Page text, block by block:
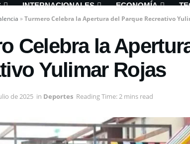
INTERNACIONALES ECONOMÍA
»Turmero Celebra la Apertura del Parque Recreativo
Celebra la
Yulimar Rojas
de 2025 in Deportes Reading Time: 2 mins read